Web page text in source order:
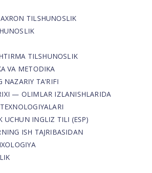
TILSHUNOSLIK
TILSHUNOSLIK
VA METODIKA
NAZARIY TA’RIFI
— OLIMLAR IZLANISHLARIDA
UCHUN INGLIZ TILI (ESP)
ISH TAJRIBASIDAN